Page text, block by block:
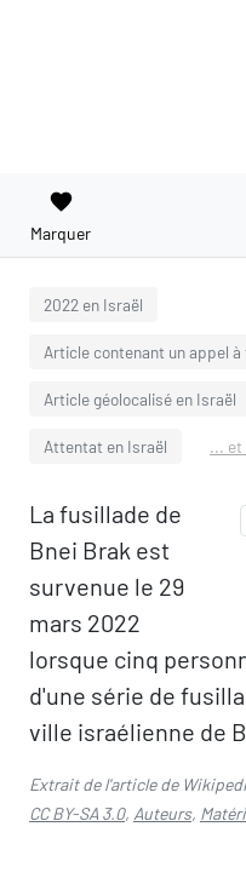
favorite
Marquer
2022 en Israël
Article contenant un appel
Article géolocalisé en Israël
Attentat en Israël ... et
La fusillade de
Bnei Brak est
survenue le 29
mars 2022
lorsque cinq
d'une série de
ville israélienne de
Extrait de l'article de
CC BY-SA 3.0, Auteurs,